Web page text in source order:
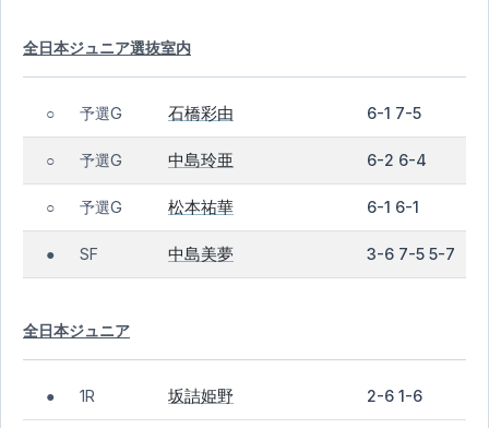
全日本ジュニア選抜室内
○ 予選G 石橋彩由 6-1 7-5
○ 予選G 中島玲亜 6-2 6-4
○ 予選G 松本祐華 6-1 6-1
● SF 中島美夢 3-6 7-5 5-7
全日本ジュニア
● 1R 坂詰姫野 2-6 1-6